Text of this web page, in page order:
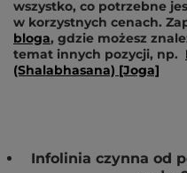
wszystko, co potrzebne
w korzystnych cenach.
bloga, gdzie możesz
temat innych pozycji, np.
(Shalabhasana) [Joga]
Infolinia czynna od